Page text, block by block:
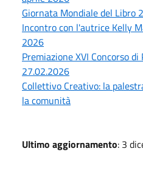
Giornata Mondiale del Libro
Incontro con l'autrice Kelly
2026
Premiazione XVI Concorso
27.02.2026
Collettivo Creativo: la
la comunità
Ultimo aggiornamento: 3